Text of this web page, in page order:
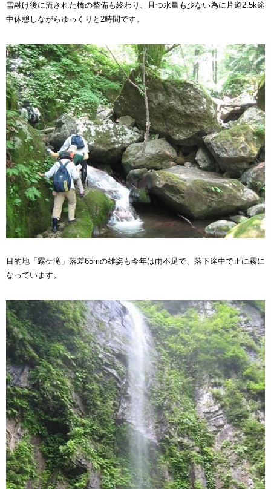
雪融け後に流された橋の整備も終わり、且つ水量も少ない為に片道2.5k途
中休憩しながらゆっくりと2時間です。
目的地「霧ケ滝」落差65mの雄姿も今年は雨不足で、落下途中で正に霧に
なっています。